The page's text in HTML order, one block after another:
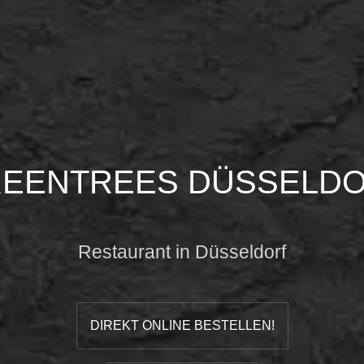
Restaurant in Düsseldorf
DIREKT ONLINE BESTELLEN!